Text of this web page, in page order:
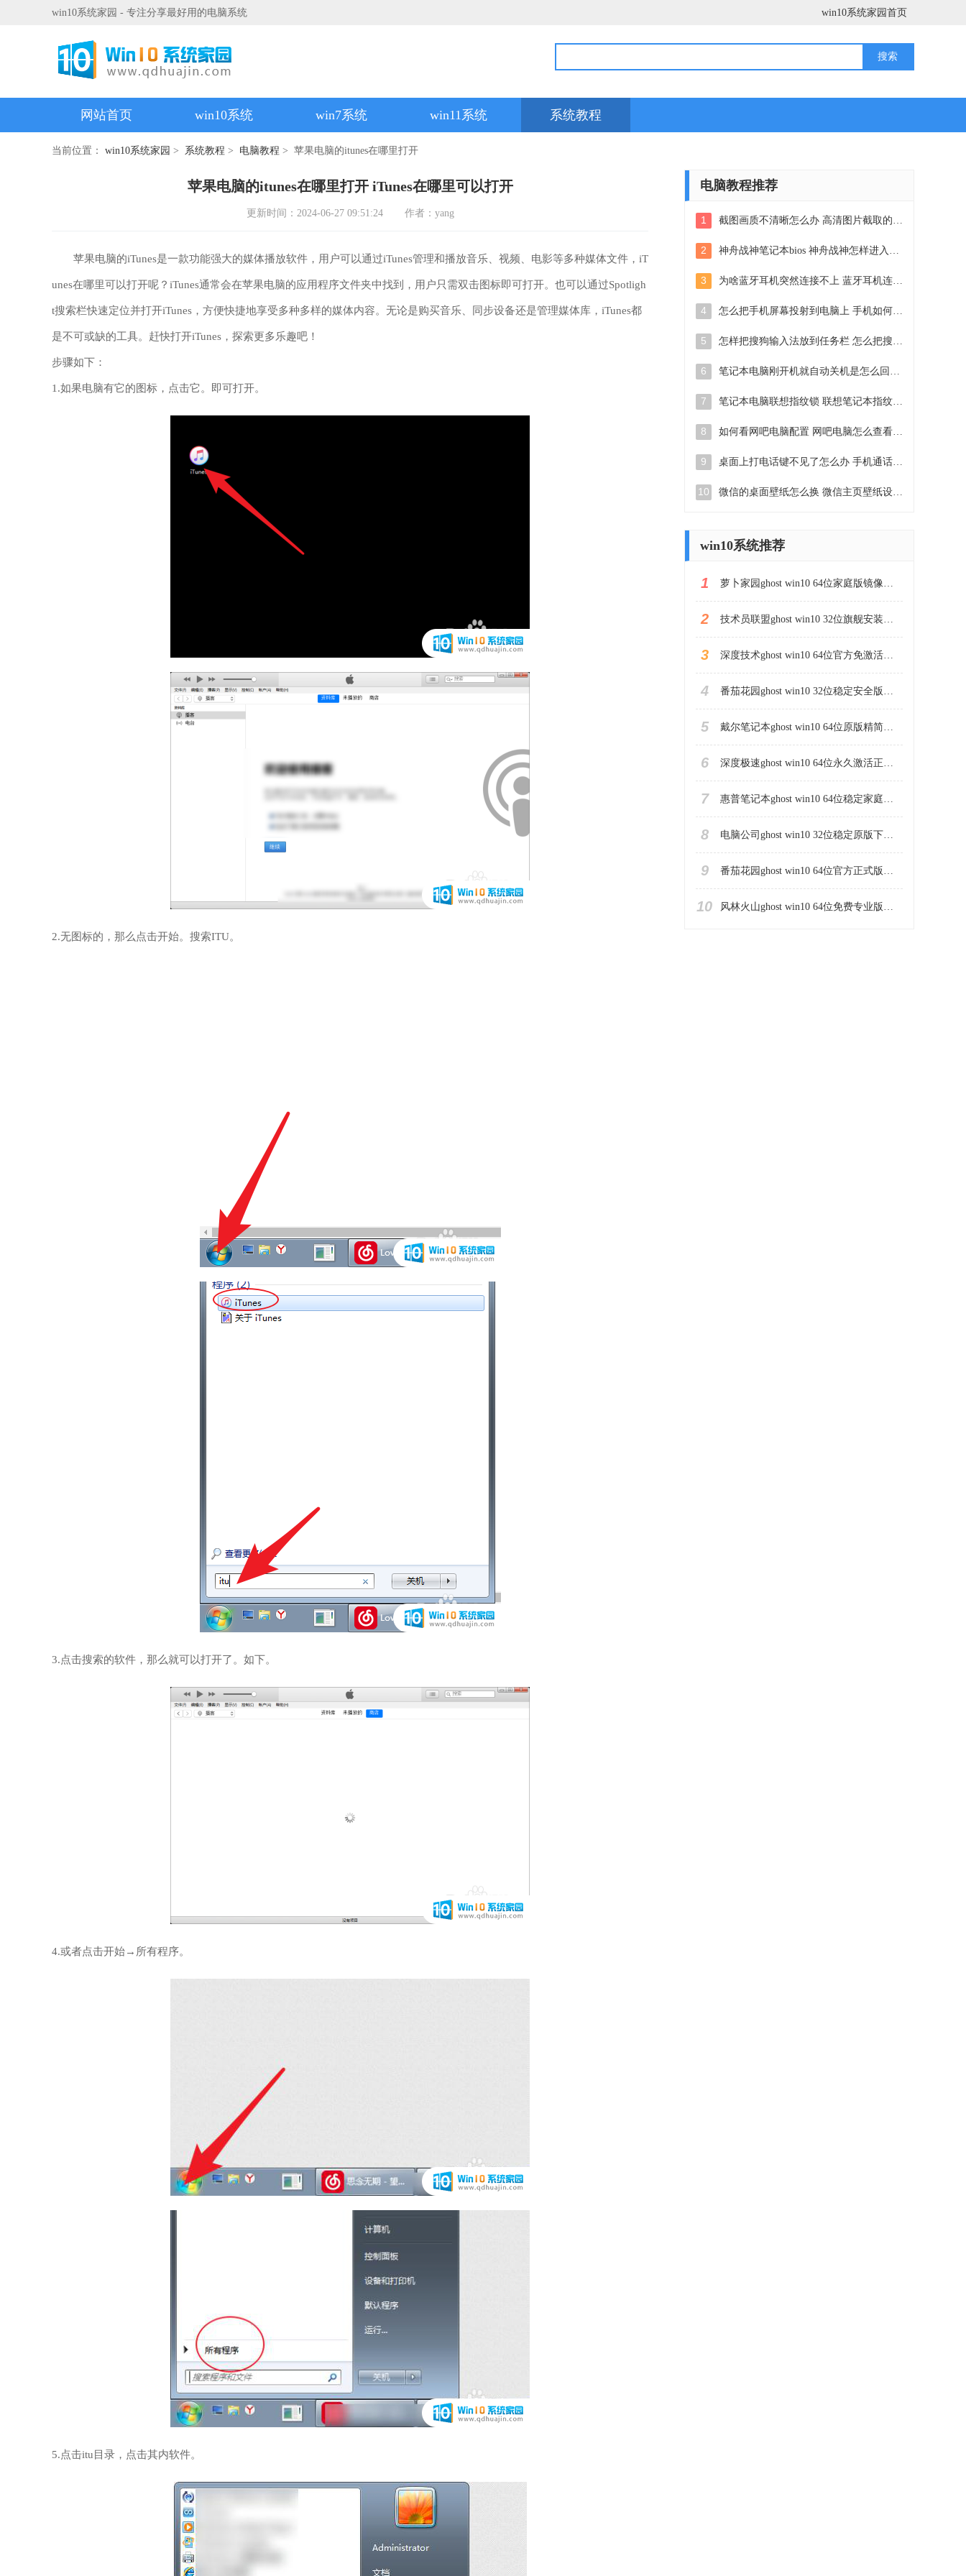
win10系统家园 - 专注分享最好用的电脑系统 win10系统家园首页
网站首页 win10系统 win7系统 win11系统 系统教程
当前位置： win10系统家园 > 系统教程 > 电脑教程 > 苹果电脑的itunes在哪里打开
苹果电脑的itunes在哪里打开 iTunes在哪里可以打开
更新时间：2024-06-27 09:51:24 作者：yang
苹果电脑的iTunes是一款功能强大的媒体播放软件，用户可以通过iTunes管理和播放音乐、视频、电影等多种媒体文件，iT
unes在哪里可以打开呢？iTunes通常会在苹果电脑的应用程序文件夹中找到，用户只需双击图标即可打开。也可以通过Spotligh
t搜索栏快速定位并打开iTunes，方便快捷地享受多种多样的媒体内容。无论是购买音乐、同步设备还是管理媒体库，iTunes都
是不可或缺的工具。赶快打开iTunes，探索更多乐趣吧！
步骤如下：
1.如果电脑有它的图标，点击它。即可打开。
2.无图标的，那么点击开始。搜索ITU。
3.点击搜索的软件，那么就可以打开了。如下。
4.或者点击开始→所有程序。
5.点击itu目录，点击其内软件。
电脑教程推荐
1 截图画质不清晰怎么办 高清图片截取的两种有效方法
2 神舟战神笔记本bios 神舟战神怎样进入bios设置
3 为啥蓝牙耳机突然连接不上 蓝牙耳机连接不上手机怎么解决
4 怎么把手机屏幕投射到电脑上 手机如何无线投屏到电脑上
5 怎样把搜狗输入法放到任务栏 怎么把搜狗输入法固定到任务栏
6 笔记本电脑刚开机就自动关机是怎么回事 笔记本电脑开机后几秒钟自动关机
7 笔记本电脑联想指纹锁 联想笔记本指纹设置步骤
8 如何看网吧电脑配置 网吧电脑怎么查看硬件配置
9 桌面上打电话键不见了怎么办 手机通话图标不见了怎么办
10 微信的桌面壁纸怎么换 微信主页壁纸设置方法
win10系统推荐
1 萝卜家园ghost win10 64位家庭版镜像下载v2023.04
2 技术员联盟ghost win10 32位旗舰安装版下载v2023.04
3 深度技术ghost win10 64位官方免激活版下载v2023.04
4 番茄花园ghost win10 32位稳定安全版本下载v2023.04
5 戴尔笔记本ghost win10 64位原版精简版下载v2023.04
6 深度极速ghost win10 64位永久激活正式版下载v2023.04
7 惠普笔记本ghost win10 64位稳定家庭版下载v2023.04
8 电脑公司ghost win10 32位稳定原版下载v2023.04
9 番茄花园ghost win10 64位官方正式版下载v2023.04
10 风林火山ghost win10 64位免费专业版下载v2023.04